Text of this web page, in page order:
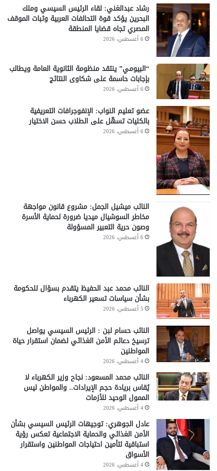
رشاد عبدالغني: لقاء الرئيس السيسي وملك
البحرين يؤكد قوة التحالفات العربية وثبات الموقف
المصري تجاه قضايا المنطقة
6 أغسطس، 2026
“البيومي” ينتقد منظومة الثانوية العامة ويطالب
بإجابات حاسمة على شكاوى النتائج
6 أغسطس، 2026
عضو تعليم النواب: الإنفوجرافات التعريفية
بالكليات تسهّل على الطلاب حسن الاختيار
6 أغسطس، 2026
النائب ميشيل الجمل: مشروع قانون مواجهة
مخاطر السوشيال ميديا ضرورة لحماية الأسرة
وصون حرية التعبير المسؤولة
6 أغسطس، 2026
النائب محمد عبد الحفيظ يتقدم بسؤال للحكومة
بشأن سياسات تسعير الكهرباء
5 أغسطس، 2026
النائب حسام لبن : الرئيس السيسي يواصل
ترسيخ دعائم الأمن الغذائي لضمان استقرار حياة
المواطنين
4 أغسطس، 2026
النائب محمد المسعود: نجاح وزير الكهرباء لا
يُقاس بريادة حجم الإيرادات.. والمواطن ليس
الممول الوحيد للأزمات
4 أغسطس، 2026
عادل الجوهري: توجيهات الرئيس السيسي بشأن
الأمن الغذائي والحماية الاجتماعية تعكس رؤية
استباقية لتأمين احتياجات المواطنين واستقرار
الأسواق
4 أغسطس، 2026